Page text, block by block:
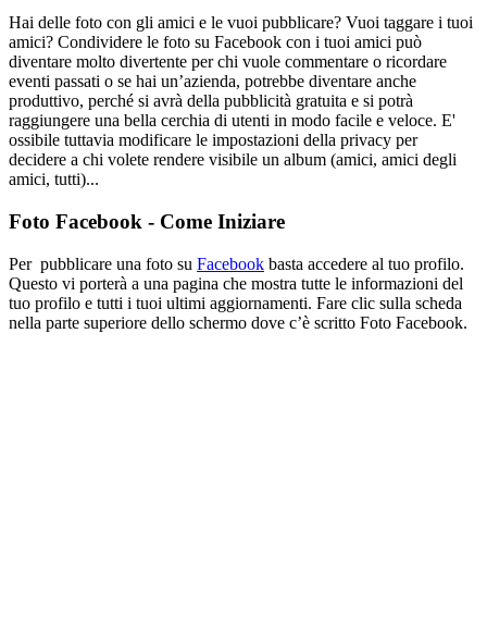
Hai delle foto con gli amici e le vuoi pubblicare? Vuoi taggare i tuoi
amici? Condividere le foto su Facebook con i tuoi amici può
diventare molto divertente per chi vuole commentare o ricordare
eventi passati o se hai un’azienda, potrebbe diventare anche
produttivo, perché si avrà della pubblicità gratuita e si potrà
raggiungere una bella cerchia di utenti in modo facile e veloce. E'
ossibile tuttavia modificare le impostazioni della privacy per
decidere a chi volete rendere visibile un album (amici, amici degli
amici, tutti)...
Foto Facebook - Come Iniziare
Per pubblicare una foto su Facebook basta accedere al tuo profilo.
Questo vi porterà a una pagina che mostra tutte le informazioni del
tuo profilo e tutti i tuoi ultimi aggiornamenti. Fare clic sulla scheda
nella parte superiore dello schermo dove c’è scritto Foto Facebook.